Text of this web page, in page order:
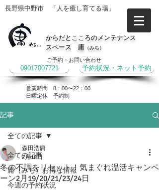
長野県中野市 「人を癒し育てる場」
からだとこころのメンテナンス
スペース 庸 （みち）
ご予約・お問い合わせ
09017007721 予約状況・ネット予約
営業時間 8：00〜22：00
​日曜定休 予約制
記事
全ての記事
庸（みち）お得な情報
今週の予約状況
全ての記事
冬の不調をリセット！気まぐれ温活キャンペ
ーン2月19/20/21/23/24日
森田浩庸
2月18日